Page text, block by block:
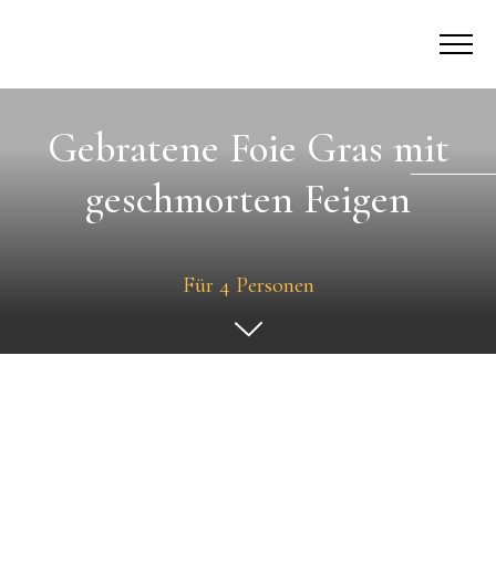
Gebratene Foie Gras mit
geschmorten Feigen
Für 4 Personen